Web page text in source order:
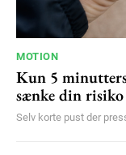
MOTION
Kun 5
sænke din
Selv korte pust der